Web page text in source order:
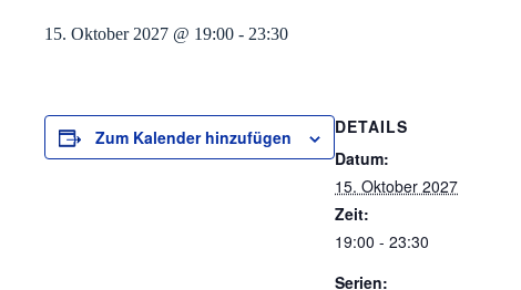
15. Oktober 2027 @ 19:00 - 23:30
Zum Kalender hinzufügen
DETAILS
Datum:
15. Oktober 2027
Zeit:
19:00 - 23:30
Serien: